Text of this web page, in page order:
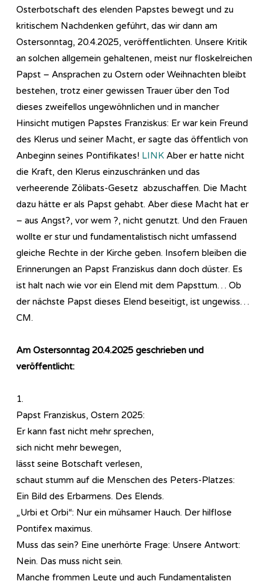
Osterbotschaft des elenden Papstes bewegt und zu
kritischem Nachdenken geführt, das wir dann am
Ostersonntag, 20.4.2025, veröffentlichten. Unsere Kritik
an solchen allgemein gehaltenen, meist nur floskelreichen
Papst – Ansprachen zu Ostern oder Weihnachten bleibt
bestehen, trotz einer gewissen Trauer über den Tod
dieses zweifellos ungewöhnlichen und in mancher
Hinsicht mutigen Papstes Franziskus: Er war kein Freund
des Klerus und seiner Macht, er sagte das öffentlich von
Anbeginn seines Pontifikates! LINK Aber er hatte nicht
die Kraft, den Klerus einzuschränken und das
verheerende Zölibats-Gesetz abzuschaffen. Die Macht
dazu hätte er als Papst gehabt. Aber diese Macht hat er
– aus Angst?, vor wem ?, nicht genutzt. Und den Frauen
wollte er stur und fundamentalistisch nicht umfassend
gleiche Rechte in der Kirche geben. Insofern bleiben die
Erinnerungen an Papst Franziskus dann doch düster. Es
ist halt nach wie vor ein Elend mit dem Papsttum… Ob
der nächste Papst dieses Elend beseitigt, ist ungewiss…
CM.
Am Ostersonntag 20.4.2025 geschrieben und
veröffentlicht:
1.
Papst Franziskus, Ostern 2025:
Er kann fast nicht mehr sprechen,
sich nicht mehr bewegen,
lässt seine Botschaft verlesen,
schaut stumm auf die Menschen des Peters-Platzes:
Ein Bild des Erbarmens. Des Elends.
„Urbi et Orbi“: Nur ein mühsamer Hauch. Der hilflose
Pontifex maximus.
Muss das sein? Eine unerhörte Frage: Unsere Antwort:
Nein. Das muss nicht sein.
Manche frommen Leute und auch Fundamentalisten